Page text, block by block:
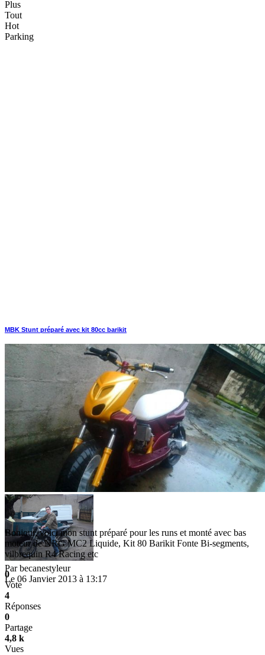
Plus
Tout
Hot
Parking
MBK Stunt préparé avec kit 80cc barikit
Parbecanestyleur
Le 06 Janvier 2013 à 13:17
Bonjour, voici mon stunt préparé pour les runs et monté avec bas
moteur de NRG MC2 Liquide, Kit 80 Barikit Fonte Bi-segments,
vilbrequin R4 Racing etc
0
Vote
4
Réponses
0
Partage
4,8 k
Vues